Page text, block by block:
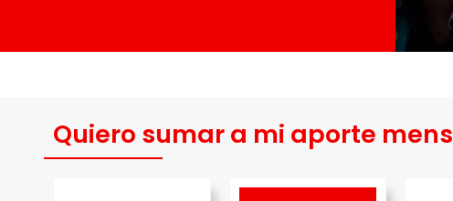
Quiero sumar a mi aporte